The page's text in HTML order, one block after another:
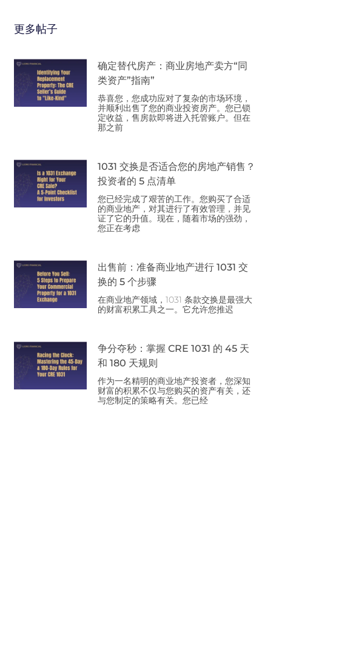
更多帖子
确定替代房产：商业房地产卖方“同
类资产”指南”
恭喜您，您成功应对了复杂的市场环境，
并顺利出售了您的商业投资房产。您已锁
定收益，售房款即将进入托管账户。但在
那之前
1031 交换是否适合您的房地产销售？
投资者的 5 点清单
您已经完成了艰苦的工作。您购买了合适
的商业地产，对其进行了有效管理，并见
证了它的升值。现在，随着市场的强劲，
您正在考虑
出售前：准备商业地产进行 1031 交
换的 5 个步骤
在商业地产领域，1031 条款交换是最强大
的财富积累工具之一。它允许您推迟
争分夺秒：掌握 CRE 1031 的 45 天
和 180 天规则
作为一名精明的商业地产投资者，您深知
财富的积累不仅与您购买的资产有关，还
与您制定的策略有关。您已经